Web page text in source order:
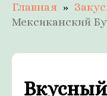
Главная
Мексиканский